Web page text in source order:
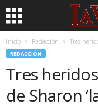
Inicio Redacción Tres
REDACCIÓN
Tres
de Sharon